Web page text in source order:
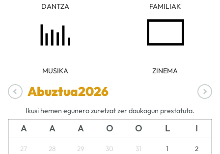
DANTZA FAMILIAK
MUSIKA ZINEMA
Abuztua2026
Ikusi hemen egunero zuretzat zer daukagun prestatuta.
A A A O O L I
27 28 29 30 31 1 2